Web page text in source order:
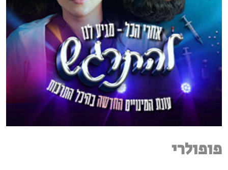
פופולרי